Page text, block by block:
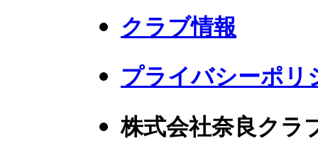
クラブ情報
プライバシーポリ
株式会社奈良ク